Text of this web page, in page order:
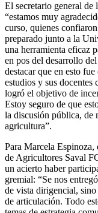
El secretario general de
“estamos muy
curso, quienes
preparado junto a la
una herramienta eficaz
en pos del desarrollo
destacar que en esto
estudios y sus docentes
logró el objetivo de
Estoy seguro de que
la discusión pública, de
agricultura”.
Para Marcela
de Agricultores Saval
un acierto haber
gremial: “Se nos
de vista dirigencial,
de articulación. Todo